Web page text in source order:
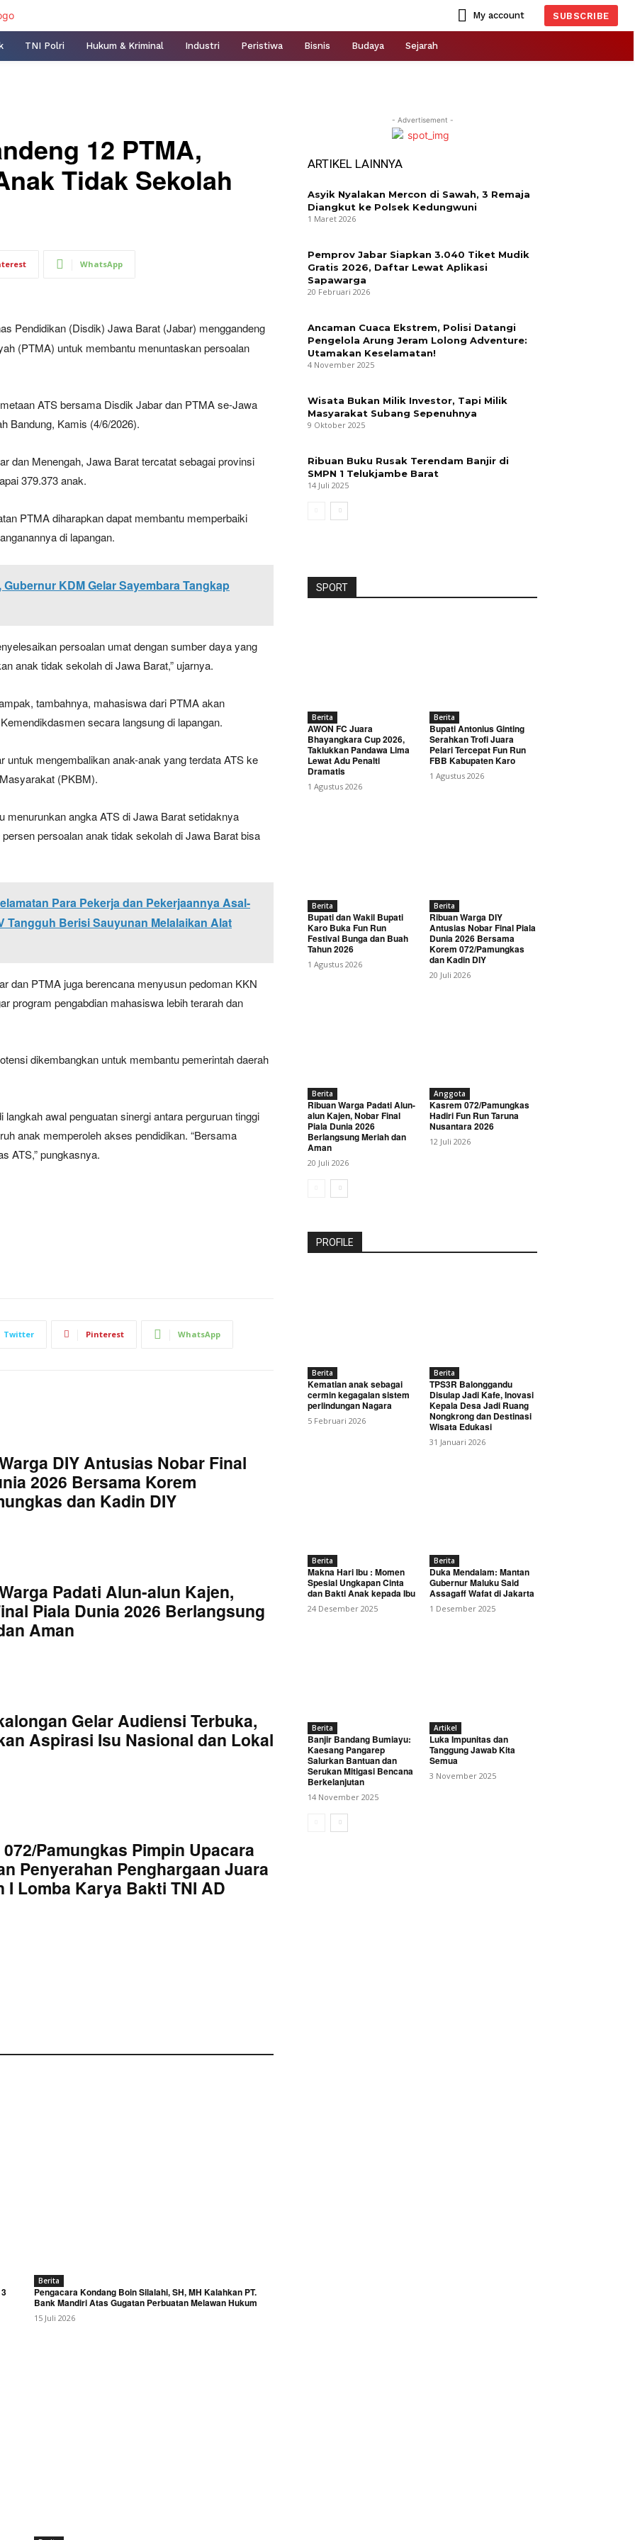
Company
My account
Data Bantuan Pangan Desa Sukra Resmi Di Laporkan DPD IWOI Indramayu Dan
Inspektorat
My account SUBSCRIBE
TNI Polri Hukum & Kriminal Industri Peristiwa Bisnis Budaya Sejarah
12 PTMA,
Tidak Sekolah
WhatsApp
Pendidikan (Disdik) Jawa Barat (Jabar) menggandeng
(PTMA) untuk membantu menuntaskan persoalan
ATS bersama Disdik Jabar dan PTMA se-Jawa
Bandung, Kamis (4/6/2026).
dan Menengah, Jawa Barat tercatat sebagai provinsi
379.373 anak.
PTMA diharapkan dapat membantu memperbaiki
di lapangan.
KDM Gelar Sayembara Tangkap
persoalan umat dengan sumber daya yang
anak tidak sekolah di Jawa Barat,” ujarnya.
tambahnya, mahasiswa dari PTMA akan
secara langsung di lapangan.
mengembalikan anak-anak yang terdata ATS ke
(PKBM).
menurunkan angka ATS di Jawa Barat setidaknya
persoalan anak tidak sekolah di Jawa Barat bisa
Para Pekerja dan Pekerjaannya Asal-
Tangguh Berisi Sauyunan Melalaikan Alat
dan PTMA juga berencana menyusun pedoman KKN
program pengabdian mahasiswa lebih terarah dan
dikembangkan untuk membantu pemerintah daerah
awal penguatan sinergi antara perguruan tinggi
anak memperoleh akses pendidikan. “Bersama
ATS,” pungkasnya.
Twitter Pinterest WhatsApp
DIY Antusias Nobar Final
2026 Bersama Korem
dan Kadin DIY
Padati Alun-alun Kajen,
Piala Dunia 2026 Berlangsung
Aman
Gelar Audiensi Terbuka,
Aspirasi Isu Nasional dan Lokal
Pamungkas Pimpin Upacara
Penyerahan Penghargaan Juara
I Lomba Karya Bakti TNI AD
Berita
Pengacara Kondang Boin Silalahi, SH, MH Kalahkan PT.
Bank Mandiri Atas Gugatan Perbuatan Melawan Hukum
15 Juli 2026
- Advertisement -
ARTIKEL LAINNYA
Asyik Nyalakan Mercon di Sawah, 3 Remaja
Diangkut ke Polsek Kedungwuni
1 Maret 2026
Pemprov Jabar Siapkan 3.040 Tiket Mudik
Gratis 2026, Daftar Lewat Aplikasi
Sapawarga
20 Februari 2026
Ancaman Cuaca Ekstrem, Polisi Datangi
Pengelola Arung Jeram Lolong Adventure:
Utamakan Keselamatan!
4 November 2025
Wisata Bukan Milik Investor, Tapi Milik
Masyarakat Subang Sepenuhnya
9 Oktober 2025
Ribuan Buku Rusak Terendam Banjir di
SMPN 1 Telukjambe Barat
14 Juli 2025
SPORT
Berita
AWON FC Juara
Bhayangkara Cup 2026,
Taklukkan Pandawa Lima
Lewat Adu Penalti
Dramatis
1 Agustus 2026
Berita
Bupati Antonius Ginting
Serahkan Trofi Juara
Pelari Tercepat Fun Run
FBB Kabupaten Karo
1 Agustus 2026
Berita
Bupati dan Wakil Bupati
Karo Buka Fun Run
Festival Bunga dan Buah
Tahun 2026
1 Agustus 2026
Berita
Ribuan Warga DIY
Antusias Nobar Final Piala
Dunia 2026 Bersama
Korem 072/Pamungkas
dan Kadin DIY
20 Juli 2026
Berita
Ribuan Warga Padati Alun-
alun Kajen, Nobar Final
Piala Dunia 2026
Berlangsung Meriah dan
Aman
20 Juli 2026
Anggota
Kasrem 072/Pamungkas
Hadiri Fun Run Taruna
Nusantara 2026
12 Juli 2026
PROFILE
Berita
Kematian anak sebagai
cermin kegagalan sistem
perlindungan Nagara
5 Februari 2026
Berita
TPS3R Balonggandu
Disulap Jadi Kafe, Inovasi
Kepala Desa Jadi Ruang
Nongkrong dan Destinasi
Wisata Edukasi
31 Januari 2026
Berita
Makna Hari Ibu : Momen
Spesial Ungkapan Cinta
dan Bakti Anak kepada Ibu
24 Desember 2025
Berita
Duka Mendalam: Mantan
Gubernur Maluku Said
Assagaff Wafat di Jakarta
1 Desember 2025
Berita
Banjir Bandang Bumiayu:
Kaesang Pangarep
Salurkan Bantuan dan
Serukan Mitigasi Bencana
Berkelanjutan
14 November 2025
Artikel
Luka Impunitas dan
Tanggung Jawab Kita
Semua
3 November 2025